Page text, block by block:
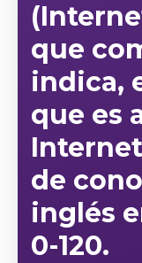
que
indica,
que es
de
inglés
0-120.